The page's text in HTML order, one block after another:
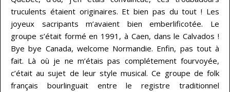
truculents étaient originaires. Et bien pas du tout ! Les
joyeux sacripants m’avaient bien emberlificotée. Le
groupe s’était formé en 1991, à Caen, dans le Calvados !
Bye bye Canada, welcome Normandie. Enfin, pas tout à
fait. Là où je ne m’étais pas complétement fourvoyée,
c’était au sujet de leur style musical. Ce groupe de folk
français bourlinguait entre le registre traditionnel